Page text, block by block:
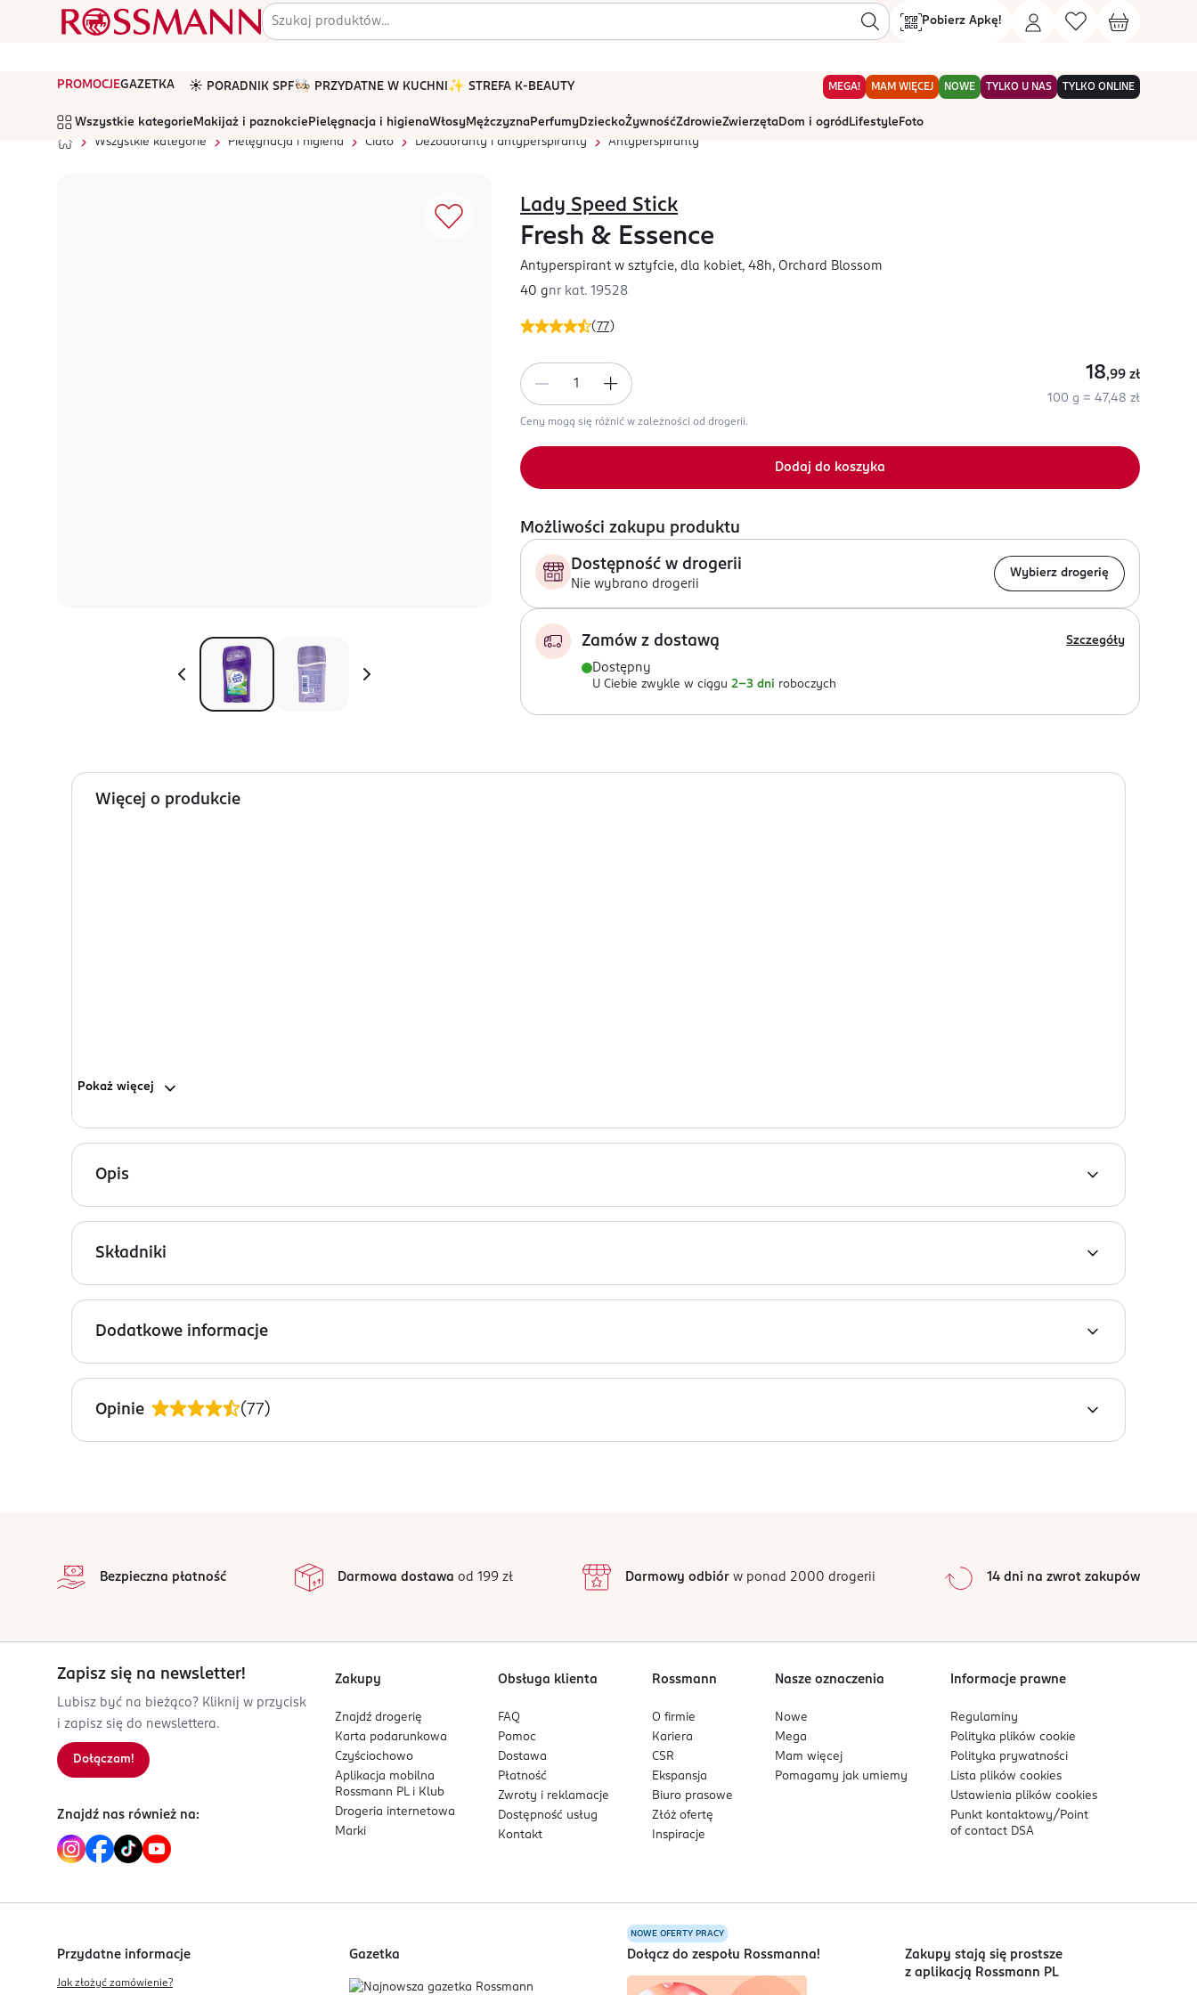
Pobierz Apkę!
PROMOCJEGAZETKA ☀️ PORADNIK SPF🧑🏻‍🍳 PRZYDATNE W KUCHNI ✨ STREFA K-BEAUTY MEGA! MAM WIĘCEJ NOWE TYLKO U NAS TYLKO ONLINE
Wszystkie kategorie Makijaż i paznokcie Pielęgnacja i higienaWłosyMężczyznaPerfumyDzieckoŻywnośćZdrowieZwierzętaDom i ogród Lifestyle Foto
Wszystkie kategorie
Pielęgnacja i higiena Ciało Dezodoranty i antyperspiranty Antyperspiranty
( 77)
Lady Speed Stick
Fresh & Essence
Antyperspirant w sztyfcie, dla kobiet, 48h, Orchard Blossom
40 gnr kat. 19528
18,99 zł
100 g = 47,48 zł
Ceny mogą się różnić w zależności od drogerii.
Dodaj do koszyka
Możliwości zakupu produktu
Dostępność w drogerii
Nie wybrano drogerii
Wybierz drogerię
Zamów z dostawą Szczegóły
Dostępny
U Ciebie zwykle w ciągu 2-3 dni roboczych
Więcej o produkcie
Pokaż więcej
Opis
Antyperspirant Lady Speed Stick Orchard Blossom nie pozostawia białych śladów na skórze.
Składniki
Ingredients: : ELAEIS GUINEENSIS KERNEL OIL, STEARYL ALCOHOL, ALUMINUM ZIRCONIUM TETRACHLOROHYDREX GLY, CYCLOMETHICONE, C12-15 ALKYL BENZOATE,
PPG-14 BUTYL ETHER, HYDROGENATED CASTOR OIL, HYDROGENATED SOYBEAN OIL, PEG-8 DISTEARATE, PARFUM, BEHENYL ALCOHOL, CITRIC ACID, PENTAERYTHRITYL
TETRA-DI-T-BUTYL HYDROXYHYDROCINNAMATE, BENZYL BENZOATE, BENZYL SALICYLATE, GERANIOL.
Dodatkowe informacje
PRZYGOTOWANIE I STOSOWANIE
Nie stosować na podrażnioną lub uszkodzoną skórę. W przypadku podrażnień zaprzestać stosowania.
Aleja Colgate 2
PL-Polska
Kod EAN
8 718951 646872
Opinie (77)
2
1
0%
Sortowanie wgdata: od najnowszej
Bezpieczna płatność Darmowa dostawa od 199 zł Darmowy odbiórw ponad 2000 drogerii 14 dni na zwrot zakupów
Zapisz się na newsletter!
Lubisz być na bieżąco? Kliknij w przycisk
i zapisz się do newslettera.
Dołączam!
Znajdź nas również na:
Zakupy
Znajdź drogerię
Karta podarunkowa
Czyściochowo
Aplikacja mobilna
Rossmann PL i Klub
Drogeria internetowa
Marki
Obsługa klienta
FAQ
Pomoc
Dostawa
Płatność
Zwroty i reklamacje
Dostępność usług
Kontakt
Rossmann
O firmie
Kariera
CSR
Ekspansja
Biuro prasowe
Złóż ofertę
Inspiracje
Nasze oznaczenia
Nowe
Mega
Mam więcej
Pomagamy jak umiemy
Informacje prawne
Regulaminy
Polityka plikówcookie
Polityka prywatności
Lista plikówcookies
Ustawienia plikówcookies
Punkt kontaktowy/ Point
of contact DSA
Przydatne informacje
Jak złożyć zamówienie?
Gazetka
NOWE OFERTY PRACY
Dołącz do zespołu Rossmanna!
Zakupy stają się prostsze
z aplikacją Rossmann PL